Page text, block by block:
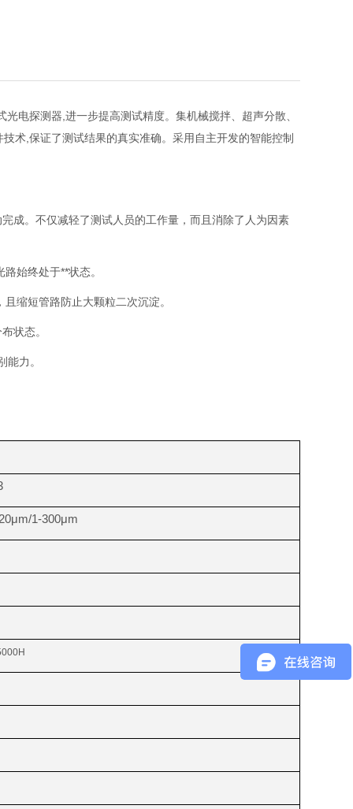
电探测器,进一步提高测试精度。集机械搅拌、超声分散、
术,保证了测试结果的真实准确。采用自主开发的智能控制
成。不仅减轻了测试人员的工作量，而且消除了人为因素
始终处于**状态。
缩短管路防止大颗粒二次沉淀。
状态。
力。
1-300μm